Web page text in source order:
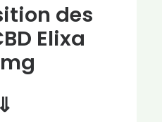
des
Elixa
⇓